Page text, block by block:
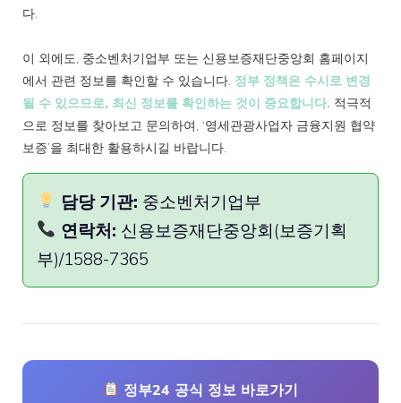
다.
이 외에도, 중소벤처기업부 또는 신용보증재단중앙회 홈페이지
에서 관련 정보를 확인할 수 있습니다. 정부 정책은 수시로 변경
될 수 있으므로, 최신 정보를 확인하는 것이 중요합니다. 적극적
으로 정보를 찾아보고 문의하여, ‘영세관광사업자 금융지원 협약
보증’을 최대한 활용하시길 바랍니다.
담당 기관: 중소벤처기업부
연락처: 신용보증재단중앙회(보증기획
부)/1588-7365
정부24 공식 정보 바로가기